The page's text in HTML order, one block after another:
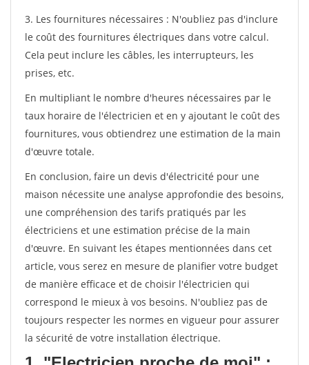
3. Les fournitures nécessaires : N'oubliez pas d'inclure
le coût des fournitures électriques dans votre calcul.
Cela peut inclure les câbles, les interrupteurs, les
prises, etc.
En multipliant le nombre d'heures nécessaires par le
taux horaire de l'électricien et en y ajoutant le coût des
fournitures, vous obtiendrez une estimation de la main
d'œuvre totale.
En conclusion, faire un devis d'électricité pour une
maison nécessite une analyse approfondie des besoins,
une compréhension des tarifs pratiqués par les
électriciens et une estimation précise de la main
d'œuvre. En suivant les étapes mentionnées dans cet
article, vous serez en mesure de planifier votre budget
de manière efficace et de choisir l'électricien qui
correspond le mieux à vos besoins. N'oubliez pas de
toujours respecter les normes en vigueur pour assurer
la sécurité de votre installation électrique.